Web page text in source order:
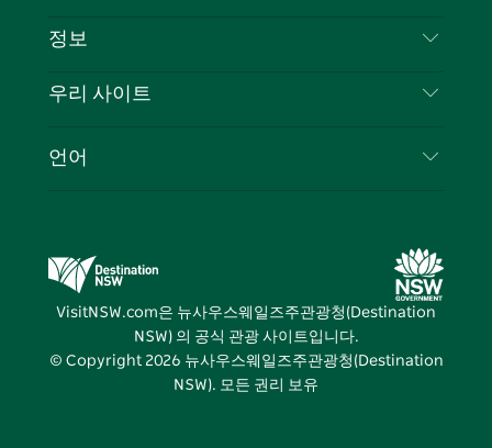
쿠키 고지
목적지
이벤트
정보
여행 정보
뉴사우스웨일즈주 의 사업
우리 사이트
뉴사우스웨일즈주관광청(Destination NSW) 미디
어 센터
비비드 시드니(Vivid Sydney)
언어
VisitNSW.com은 뉴사우스웨일즈주관광청(Destination
NSW) 의 공식 관광 사이트입니다.
© Copyright 2026 뉴사우스웨일즈주관광청(Destination
NSW). 모든 권리 보유